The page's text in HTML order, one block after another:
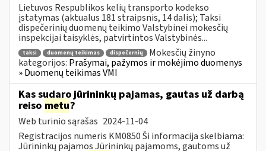
Lietuvos Respublikos kelių transporto kodekso
įstatymas (aktualus 181 straipsnis, 14 dalis); Taksi
dispečerinių duomenų teikimo Valstybinei mokesčių
inspekcijai taisyklės, patvirtintos Valstybinės...
taksi duomenų teikimas dispečernių
Mokesčių žinyno
kategorijos: Prašymai, pažymos ir mokėjimo duomenys
» Duomenų teikimas VMI
Kas sudaro jūrininkų pajamas, gautas už darbą
reiso metu?
Web turinio sąrašas 2024-11-04
Registracijos numeris KM0850 Ši informacija skelbiama:
Jūrininkų pajamos Jūrininkų pajamoms, gautoms už